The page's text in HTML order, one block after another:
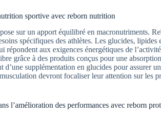
sportive avec reborn nutrition
sur un apport équilibré en macronutriments.
spécifiques des athlètes. Les glucides,
répondent aux exigences énergétiques de
grâce à des produits conçus pour une
d’une supplémentation en glucides pour assurer
devront focaliser leur attention sur les
l’amélioration des performances avec reborn